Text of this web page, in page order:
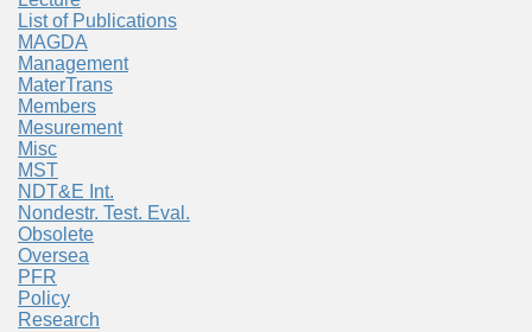
List of Publications
MAGDA
Management
MaterTrans
Members
Mesurement
Misc
MST
NDT&E Int.
Nondestr. Test. Eval.
Obsolete
Oversea
PFR
Policy
Research